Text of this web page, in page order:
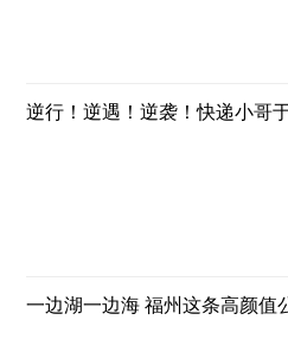
逆行！逆遇！逆袭！快递小哥
一边湖一边海 福州这条高颜值